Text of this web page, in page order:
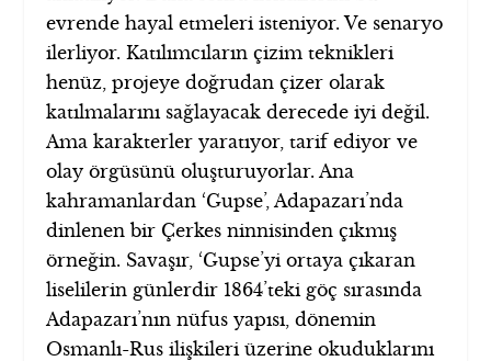
evrende hayal etmeleri isteniyor. Ve senaryo
ilerliyor. Katılımcıların çizim teknikleri
henüz, projeye doğrudan çizer olarak
katılmalarını sağlayacak derecede iyi değil.
Ama karakterler yaratıyor, tarif ediyor ve
olay örgüsünü oluşturuyorlar. Ana
kahramanlardan ‘Gupse’, Adapazarı’nda
dinlenen bir Çerkes ninnisinden çıkmış
örneğin. Savaşır, ‘Gupse’yi ortaya çıkaran
liselilerin günlerdir 1864’teki göç sırasında
Adapazarı’nın nüfus yapısı, dönemin
Osmanlı-Rus ilişkileri üzerine okuduklarını